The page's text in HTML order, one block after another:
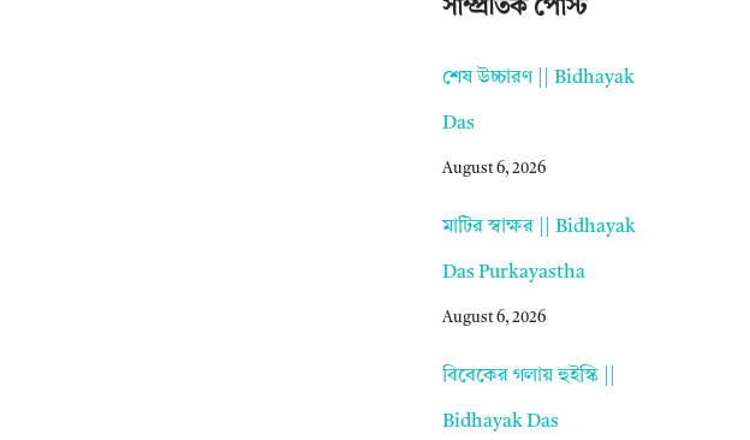
সাম্প্রতিক পোস্ট
শেষ উচ্চারণ || Bidhayak
Das
August 6, 2026
মাটির স্বাক্ষর || Bidhayak
Das Purkayastha
August 6, 2026
বিবেকের গলায় হুইস্কি ||
Bidhayak Das